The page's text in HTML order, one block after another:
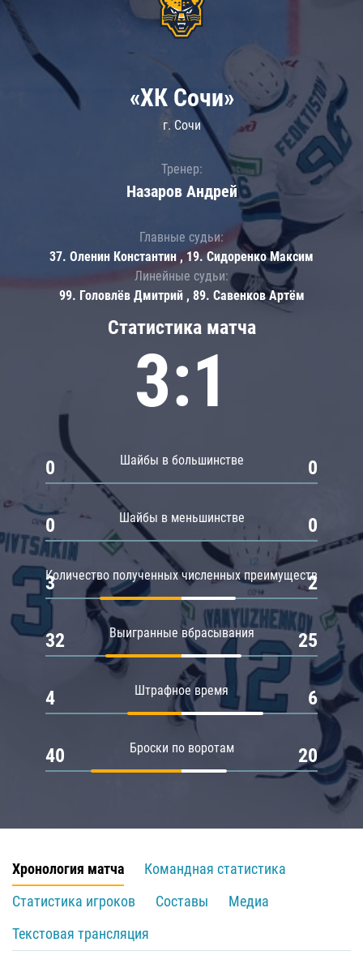
Статистика матча
3:1
Шайбы в большинстве
0 0
Шайбы в меньшинстве
0 0
Количество полученных численных преимуществ
3 2
Выигранные вбрасывания
32 25
Штрафное время
4 6
Броски по воротам
40 20
«ХК Сочи»
г. Сочи
Тренер:
Назаров Андрей
Главные судьи:
37. Оленин Константин , 19. Сидоренко Максим
Линейные судьи:
99. Головлёв Дмитрий , 89. Савенков Артём
Хронология матча
Командная статистика
Статистика игроков
Составы
Медиа
Текстовая трансляция